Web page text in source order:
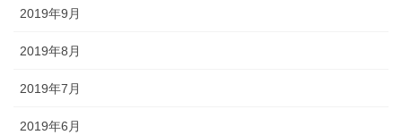
2019年9月
2019年8月
2019年7月
2019年6月